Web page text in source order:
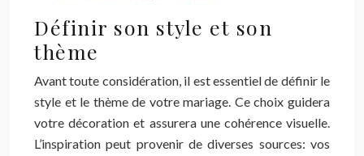
Définir son style et son
thème
Avant toute considération, il est essentiel de définir le
style et le thème de votre mariage. Ce choix guidera
votre décoration et assurera une cohérence visuelle.
L’inspiration peut provenir de diverses sources: vos